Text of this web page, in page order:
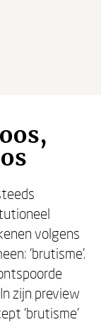
volgens
‘brutisme’.
zijn preview
‘brutisme’